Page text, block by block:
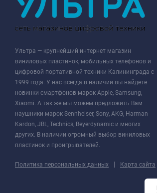
Ультра — крупнейший интернет магазин
виниловых пластинок, мобильных телефонов и
цифровой портативной техники Калининграда с
1999 года. У нас всегда в наличии вы найдете
новинки смартфонов марок Apple, Samsung,
Xiaomi. А так же мы можем предложить Вам
наушники марок Sennheiser, Sony, AKG, Harman
Kardon, JBL, Technics, Beyerdynamic и многих
других. В наличии огромный выбор виниловых
пластинок и проигрывателей.
Политика персональных данных | Карта сайта